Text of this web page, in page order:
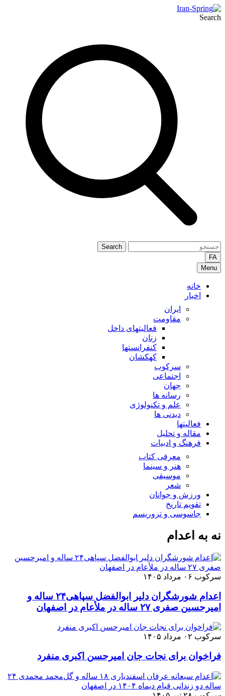
Search
Search
FA
Menu
خانه
اخبار
ایران
مقاومت
فعالیتهای داخل
زنان
کنفرانستها
کهکشان
سرکوب
اجتماعی
جهان
رسانه ها
علم و تکنولوژی
دیدنی ها
فعالیتها
مقاله و تحلیل
فرهنگ و ادبیات
معرفی کتاب
هنر و سینما
موسیقی
شعر
ورزش و جوانان
تقویم تاريخ
جاسوسی و تروریسم
نه به اعدام
سرکوب ۰۶ مرداد ۱۴۰۵
اعدام شورشگران دلیر ابوالفضل سپاهی۲۴ ساله و
امیرحسین صفری ۲۷ ساله در ملأعام در اصفهان
سرکوب ۰۲ مرداد ۱۴۰۵
فراخوان برای نجات جان امیرحسن اکبری منفرد